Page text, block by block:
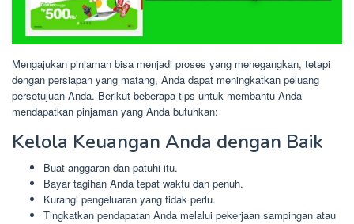
Mengajukan pinjaman bisa menjadi proses yang menegangkan, tetapi
dengan persiapan yang matang, Anda dapat meningkatkan peluang
persetujuan Anda. Berikut beberapa tips untuk membantu Anda
mendapatkan pinjaman yang Anda butuhkan:
Kelola Keuangan Anda dengan Baik
Buat anggaran dan patuhi itu.
Bayar tagihan Anda tepat waktu dan penuh.
Kurangi pengeluaran yang tidak perlu.
Tingkatkan pendapatan Anda melalui pekerjaan sampingan atau